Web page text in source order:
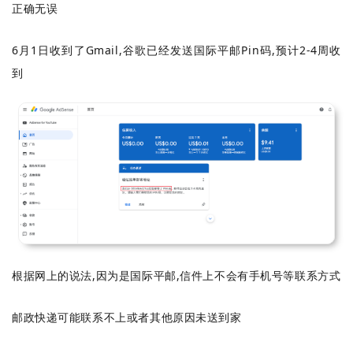
正确无误
6月1日收到了Gmail,谷歌已经发送国际平邮Pin码,预计2-4周收
到
根据网上的说法,因为是国际平邮,信件上不会有手机号等联系方式
邮政快递可能联系不上或者其他原因未送到家